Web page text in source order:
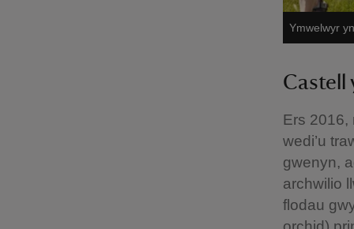
Ymwelwyr
Castell
Ers 2016,
wedi’u
gwenyn,
archwilio
flodau